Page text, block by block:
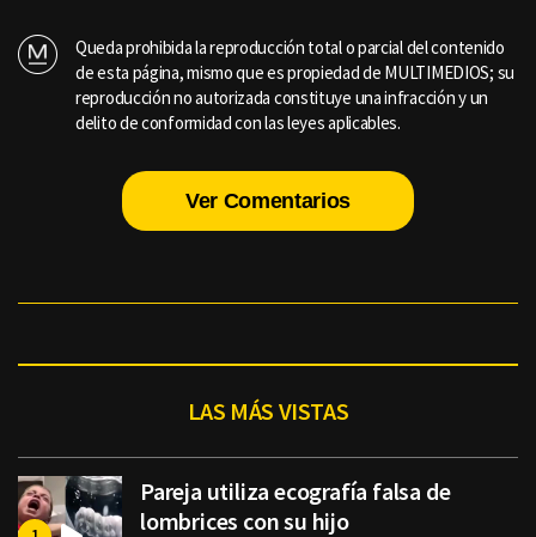
Queda prohibida la reproducción total o parcial del contenido
de esta página, mismo que es propiedad de MULTIMEDIOS; su
reproducción no autorizada constituye una infracción y un
delito de conformidad con las leyes aplicables.
Ver Comentarios
LAS MÁS VISTAS
Pareja utiliza ecografía falsa de
lombrices con su hijo